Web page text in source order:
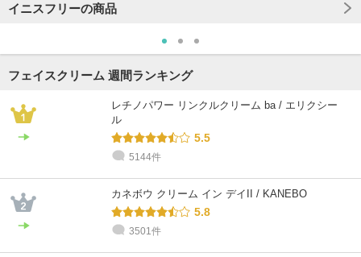
イニスフリーの商品
フェイスクリーム 週間ランキング
レチノパワー リンクルクリーム ba / エリクシー
ル
5.5
5144件
カネボウ クリーム イン デイII / KANEBO
5.8
3501件